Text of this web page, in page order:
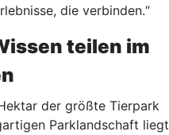
die verbinden.“
teilen im
der größte Tierpark
Parklandschaft liegt